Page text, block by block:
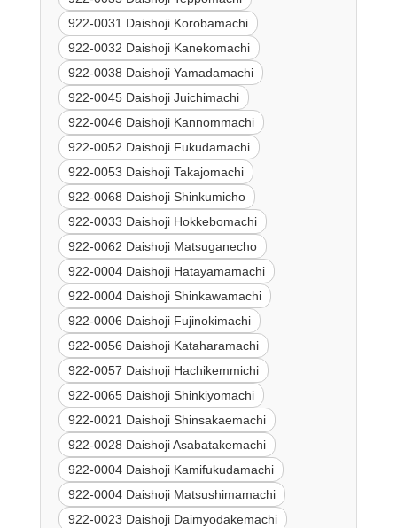
922-0031 Daishoji Korobamachi
922-0032 Daishoji Kanekomachi
922-0038 Daishoji Yamadamachi
922-0045 Daishoji Juichimachi
922-0046 Daishoji Kannommachi
922-0052 Daishoji Fukudamachi
922-0053 Daishoji Takajomachi
922-0068 Daishoji Shinkumicho
922-0033 Daishoji Hokkebomachi
922-0062 Daishoji Matsuganecho
922-0004 Daishoji Hatayamamachi
922-0004 Daishoji Shinkawamachi
922-0006 Daishoji Fujinokimachi
922-0056 Daishoji Kataharamachi
922-0057 Daishoji Hachikemmichi
922-0065 Daishoji Shinkiyomachi
922-0021 Daishoji Shinsakaemachi
922-0028 Daishoji Asabatakemachi
922-0004 Daishoji Kamifukudamachi
922-0004 Daishoji Matsushimamachi
922-0023 Daishoji Daimyodakemachi